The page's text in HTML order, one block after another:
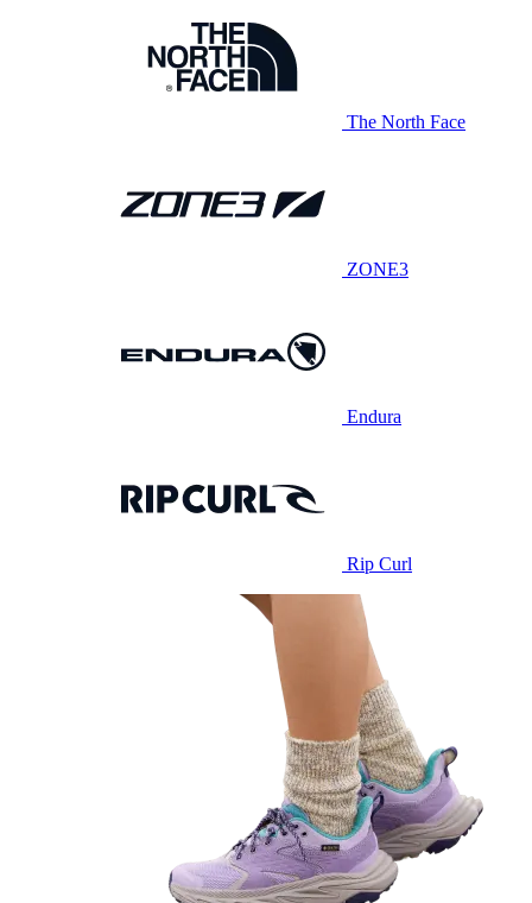
The North Face
ZONE3
Endura
Rip Curl